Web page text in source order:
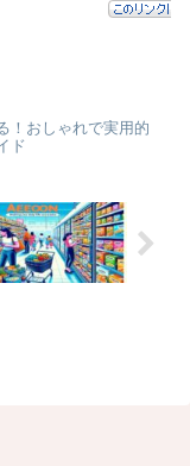
！おしゃれで実用的
ド